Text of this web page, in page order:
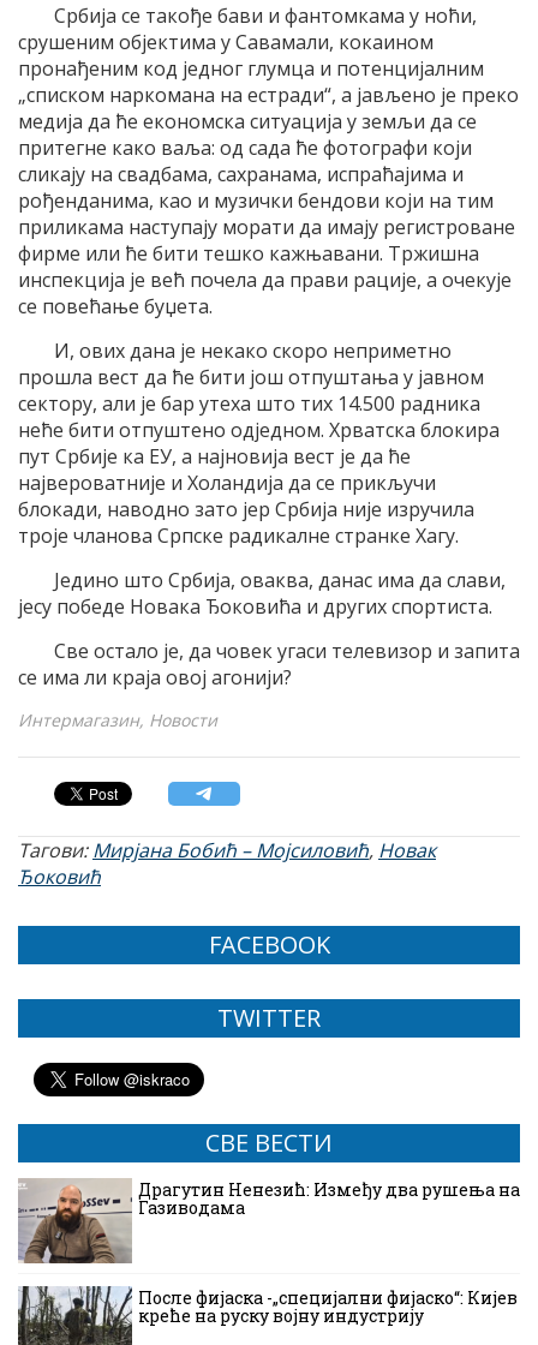
Србија се такође бави и фантомкама у ноћи,
срушеним објектима у Савамали, кокаином
пронађеним код једног глумца и потенцијалним
„списком наркомана на естради“, а јављено је преко
медија да ће економска ситуација у земљи да се
притегне како ваља: од сада ће фотографи који
сликају на свадбама, сахранама, испраћајима и
рођенданима, као и музички бендови који на тим
приликама наступају морати да имају регистроване
фирме или ће бити тешко кажњавани. Тржишна
инспекција је већ почела да прави рације, а очекује
се повећање буџета.
И, ових дана је некако скоро неприметно
прошла вест да ће бити још отпуштања у јавном
сектору, али је бар утеха што тих 14.500 радника
неће бити отпуштено одједном. Хрватска блокира
пут Србије ка ЕУ, а најновија вест је да ће
највероватније и Холандија да се прикључи
блокади, наводно зато јер Србија није изручила
троје чланова Српске радикалне странке Хагу.
Једино што Србија, оваква, данас има да слави,
јесу победе Новака Ђоковића и других спортиста.
Све остало је, да човек угаси телевизор и запита
се има ли краја овој агонији?
Интермагазин, Новости
Тагови:Мирјана Бобић – Мојсиловић, Новак
Ђоковић
FACEBOOK
TWITTER
СВЕ ВЕСТИ
Драгутин Ненезић: Између два рушења на
Газиводама
После фијаска -„специјални фијаско“: Кијев
креће на руску војну индустрију